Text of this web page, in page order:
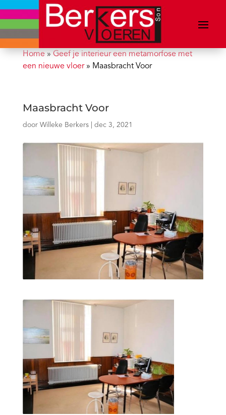
Home» Geef je interieur een metamorfose met
een nieuwe vloer» Maasbracht Voor
Maasbracht Voor
door Willeke Berkers| dec 3, 2021